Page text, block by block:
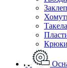
Крюки